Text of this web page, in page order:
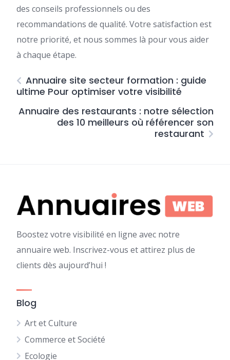
des conseils professionnels ou des
recommandations de qualité. Votre satisfaction est
notre priorité, et nous sommes là pour vous aider
à chaque étape.
Annuaire site secteur formation : guide
ultime Pour optimiser votre visibilité
Annuaire des restaurants : notre sélection
des 10 meilleurs où référencer son
restaurant
Boostez votre visibilité en ligne avec notre
annuaire web. Inscrivez-vous et attirez plus de
clients dès aujourd’hui !
Blog
Art et Culture
Commerce et Société
Ecologie